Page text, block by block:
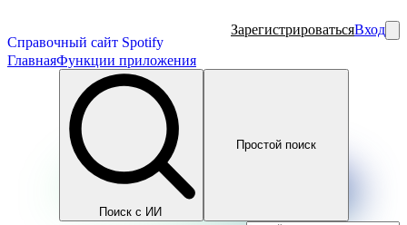
Справочный сайт Spotify
ЗарегистрироватьсяВход
ГлавнаяФункции приложения
Поиск с ИИ
Простой поиск